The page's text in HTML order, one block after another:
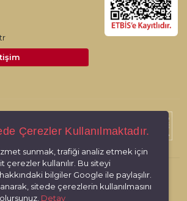
Ufresh. Tüm hakları saklıdır.
Verilerin Korunması Gizlilik İlkeleri
Çerezler Kullanılmaktadır.
sunmak, trafiği analiz etmek için
çerezler kullanılır. Bu siteyi
hakkındaki bilgiler Google ile paylaşılır.
sitede çerezlerin kullanılmasını
Detay